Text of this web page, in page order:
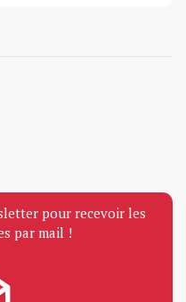
pour recevoir les
par mail !